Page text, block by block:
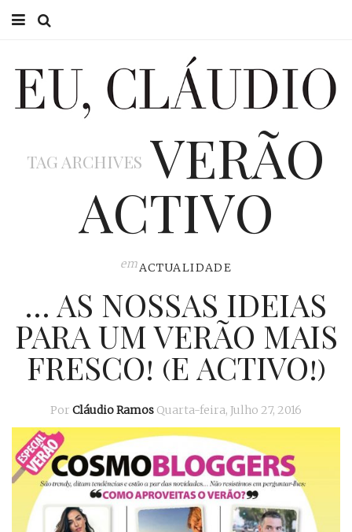
EU CLÁUDIO
EU NA TV
TAG ARCHIVES VERÃO
ACTIVO
emACTUALIDADE
… AS NOSSAS IDEIAS
PARA UM VERÃO MAIS
FRESCO! (E ACTIVO!)
Por Cláudio Ramos Quarta-feira, Julho 27, 2016